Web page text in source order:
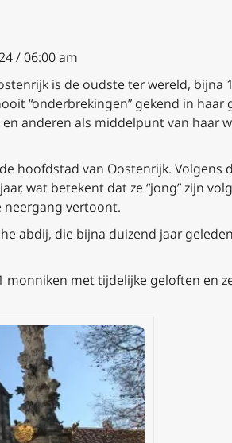
/ 06:00 am
is de oudste ter wereld, bijna
“onderbrekingen” gekend in haar
anderen als middelpunt van haar
hoofdstad van Oostenrijk. Volgens
wat betekent dat ze “jong” zijn
neergang vertoont.
abdij, die bijna duizend jaar
met tijdelijke geloften en